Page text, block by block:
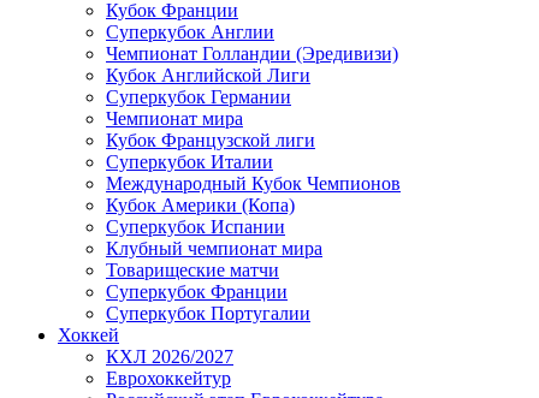
Кубок Франции
Суперкубок Англии
Чемпионат Голландии (Эредивизи)
Кубок Английской Лиги
Суперкубок Германии
Чемпионат мира
Кубок Французской лиги
Суперкубок Италии
Международный Кубок Чемпионов
Кубок Америки (Копа)
Суперкубок Испании
Клубный чемпионат мира
Товарищеские матчи
Суперкубок Франции
Суперкубок Португалии
Хоккей
КХЛ 2026/2027
Еврохоккейтур